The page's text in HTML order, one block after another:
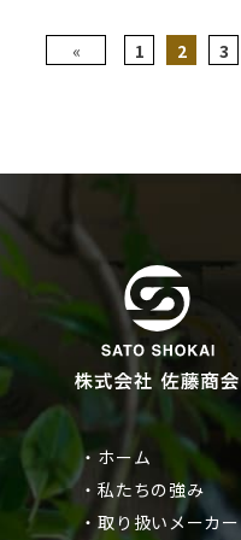
« 1 2 3
・ホーム
・私たちの強み
・取り扱いメーカー